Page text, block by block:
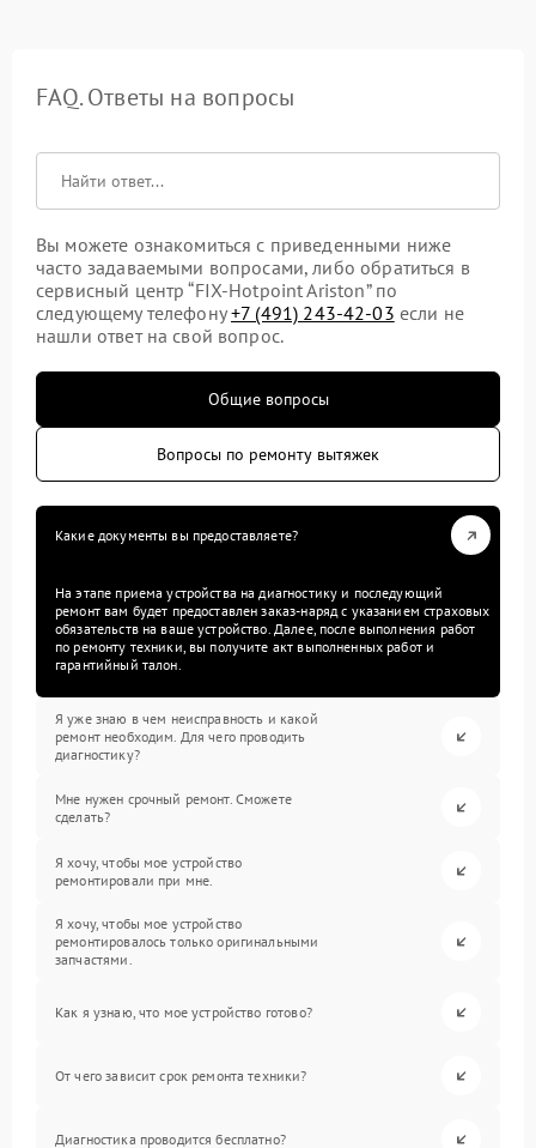
FAQ. Ответы на вопросы
Вы можете ознакомиться с приведенными ниже
часто задаваемыми вопросами, либо обратиться в
сервисный центр “FIX-Hotpoint Ariston” по
следующему телефону+7 (491) 243-42-03 если не
нашли ответ на свой вопрос.
Общие вопросы
Вопросы по ремонту вытяжек
Какие документы вы предоставляете?
На этапе приема устройства на диагностику и последующий
ремонт вам будет предоставлен заказ-наряд с указанием страховых
обязательств на ваше устройство. Далее, после выполнения работ
по ремонту техники, вы получите акт выполненных работ и
гарантийный талон.
Я уже знаю в чем неисправность и какой
ремонт необходим. Для чего проводить
диагностику?
Мне нужен срочный ремонт. Сможете
сделать?
Я хочу, чтобы мое устройство
ремонтировали при мне.
Я хочу, чтобы мое устройство
ремонтировалось только оригинальными
запчастями.
Как я узнаю, что мое устройство готово?
От чего зависит срок ремонта техники?
Диагностика проводится бесплатно?